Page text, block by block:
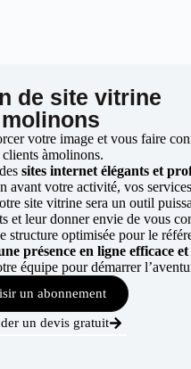
de site vitrine
votre image et vous faire
àmolinons.
sites internet élégants et
avant votre activité, vos
site vitrine sera un outil
et leur donner envie de vous
structure optimisée pour le
présence en ligne efficace
équipe pour démarrer
un abonnement
un devis gratuit